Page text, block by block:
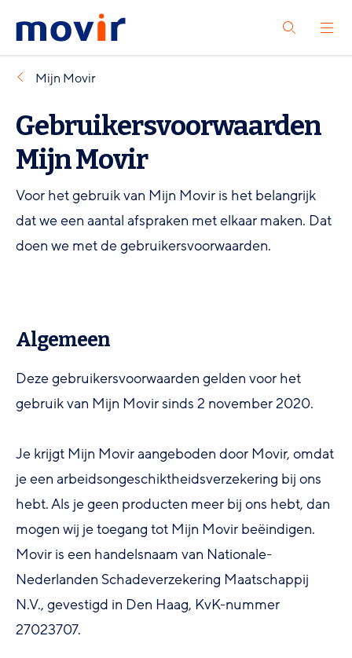
Spring
naar
hoofdinhoud
Spring
naar
footernavigatie
Movir
Ga
de
homepagina
Zoeken
Open
menu
Mijn Movir
Gebruikersvoorwaarden
Mijn Movir
Voor het gebruik van Mijn Movir is het belangrijk
dat we een aantal afspraken met elkaar maken. Dat
doen we met de gebruikersvoorwaarden.
Algemeen
Deze gebruikersvoorwaarden gelden voor het
gebruik van Mijn Movir sinds 2 november 2020.
Je krijgt Mijn Movir aangeboden door Movir, omdat
je een arbeidsongeschiktheidsverzekering bij ons
hebt. Als je geen producten meer bij ons hebt, dan
mogen wij je toegang tot Mijn Movir beëindigen.
Movir is een handelsnaam van Nationale-
Nederlanden Schadeverzekering Maatschappij
N.V., gevestigd in Den Haag, KvK-nummer
27023707.